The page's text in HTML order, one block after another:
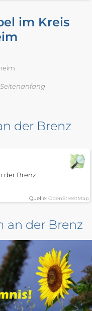
im Kreis
der Brenz
der Brenz
Quelle: OpenStreetMap
an der Brenz
an der Brenz
Quelle: OpenStreetMap